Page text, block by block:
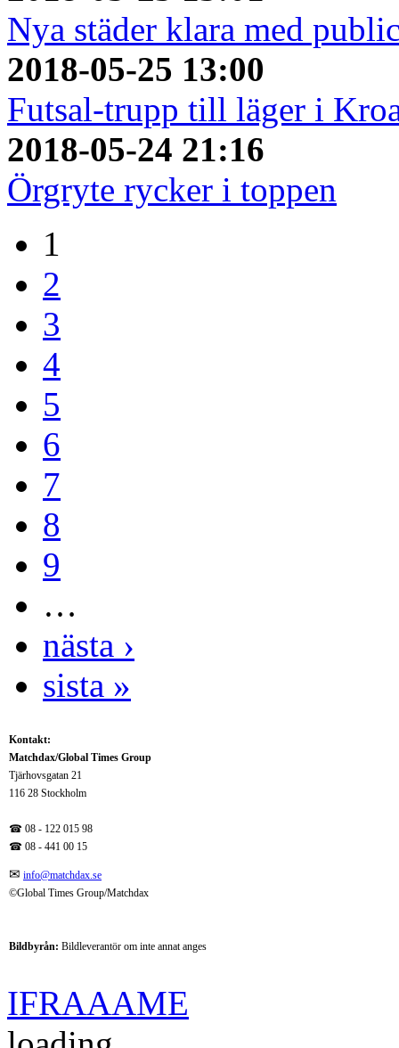
Nya städer klara med
2018-05-25 13:00
Futsal-trupp till läger i
2018-05-24 21:16
Örgryte rycker i toppen
1
2
3
4
5
6
7
8
9
…
nästa ›
sista »
Kontakt:
Matchdax/Global Times Group
Tjärhovsgatan 21
116 28 Stockholm
☎ 08 - 122 015 98
☎ 08 - 441 00 15
✉ info@matchdax.se
©Global Times Group/Matchdax
Bildbyrån: Bildleverantör om inte annat anges
IFRAAAME